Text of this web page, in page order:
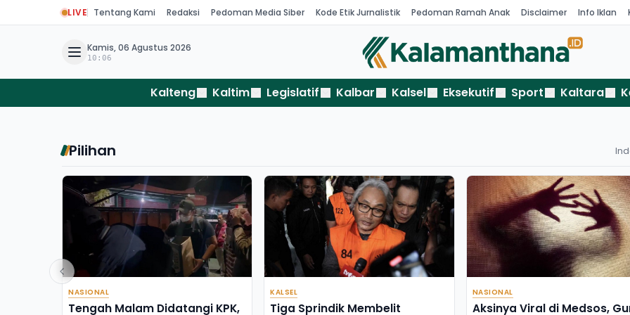
LIVE Tentang Kami Redaksi Pedoman Media Siber Kode Etik Jurnalistik Pedoman Ramah Anak Disclaimer Info Iklan
Kamis, 06 Agustus 2026
10:06
Kalteng Kaltim Legislatif Kalbar Kalsel Eksekutif Sport Kaltara
Pilihan
NASIONAL
Tengah Malam Didatangi KPK,
KALSEL
Tiga Sprindik Membelit
NASIONAL
Aksinya Viral di Medsos,